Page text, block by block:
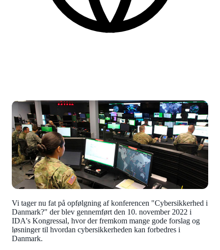
Vi tager nu fat på opfølgning af konferencen "Cybersikkerhed i
Danmark?" der blev gennemført den 10. november 2022 i
IDA's Kongressal, hvor der fremkom mange gode forslag og
løsninger til hvordan cybersikkerheden kan forbedres i
Danmark.